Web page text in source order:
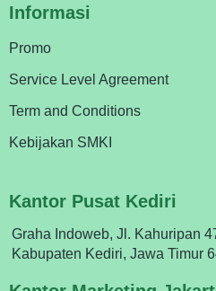
Informasi
Promo
Service Level Agreement
Term and Conditions
Kebijakan SMKI
Kantor Pusat Kediri
Graha Indoweb, Jl. Kahuripan
Kabupaten Kediri, Jawa Timur